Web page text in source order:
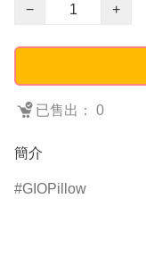
−
+
已售出： 0
簡介
GIOPillow